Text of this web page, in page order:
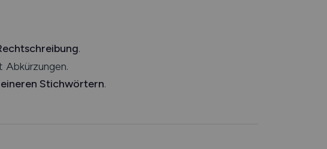
.
Abkürzungen.
Stichwörtern.